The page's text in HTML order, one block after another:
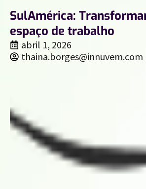
SulAmérica:
espaço de trabalho
abril 1, 2026
thaina.borges@innuvem.com